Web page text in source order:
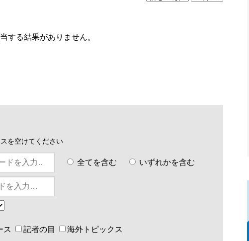
する結果がありません。
を空けてください
全てを含む いずれかを含む
ス 記者の目 海外トピックス